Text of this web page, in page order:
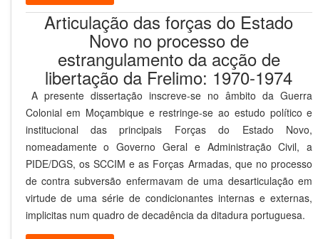
Articulação das forças do Estado
Novo no processo de
estrangulamento da acção de
libertação da Frelimo: 1970-1974
A presente dissertação inscreve-se no âmbito da Guerra
Colonial em Moçambique e restringe-se ao estudo político e
institucional das principais Forças do Estado Novo,
nomeadamente o Governo Geral e Administração Civil, a
PIDE/DGS, os SCCIM e as Forças Armadas, que no processo
de contra subversão enfermavam de uma desarticulação em
virtude de uma série de condicionantes internas e externas,
implicitas num quadro de decadência da ditadura portuguesa.